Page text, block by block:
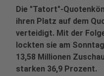
Die "Tatort"-
ihren Platz auf dem
verteidigt. Mit der
lockten sie am
13,58 Millionen
starken 36,9 Prozent.